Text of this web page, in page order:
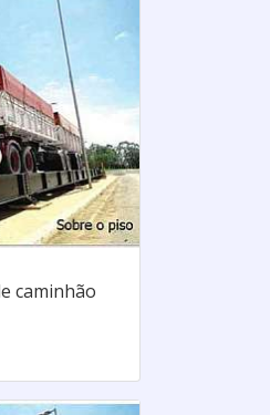
caminhão